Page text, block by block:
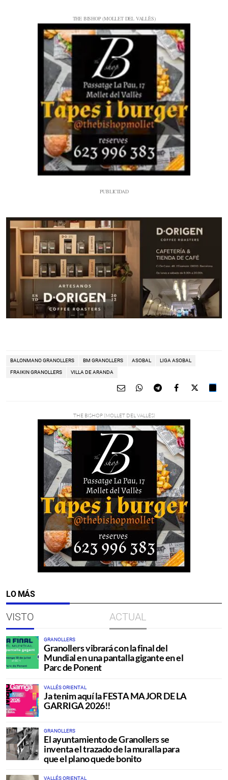
BALONMANO GRANOLLERS BM GRANOLLERS ASOBAL LIGA ASOBAL
FRAIKIN GRANOLLERS VILLA DE ARANDA
LO MÁS
VISTO ACTUAL
GRANOLLERS
Granollers vibrará con la final del
Mundial en una pantalla gigante en el
Parc de Ponent
VALLÉS ORIENTAL
Ja tenim aquí la FESTA MAJOR DE LA
GARRIGA 2026!!
GRANOLLERS
El ayuntamiento de Granollers se
inventa el trazado de la muralla para
que el plano quede bonito
VALLÉS ORIENTAL